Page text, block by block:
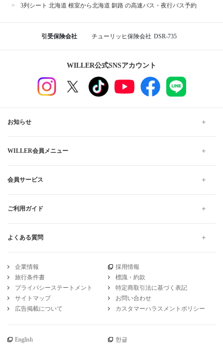
3列シート 北海道 根室から北海道 釧路 の高速バス・夜行バス予約
引受保険会社 チューリッヒ保険会社 DSR-735
WILLER公式SNSアカウント
お知らせ
WILLER会員メニュー
会員サービス
ご利用ガイド
よくある質問
企業情報
採用情報
旅行条件書
標識・約款
プライバシーステートメント
特定商取引法に基づく表記
サイトマップ
お問い合わせ
広告掲載について
カスタマーハラスメントポリシー
English
한글